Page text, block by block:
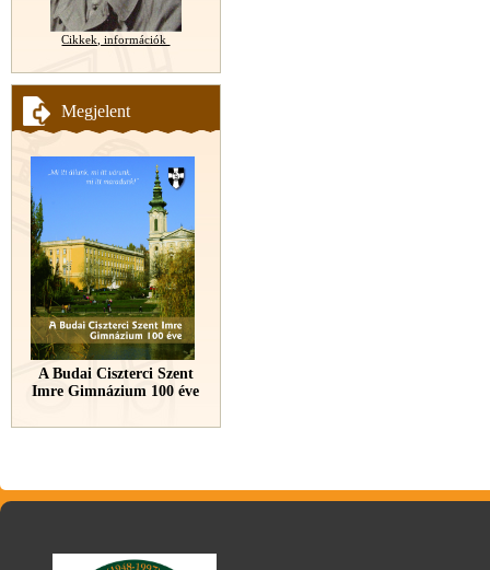
Cikkek, információk
Megjelent
A Budai Ciszterci Szent
Imre Gimnázium 100 éve